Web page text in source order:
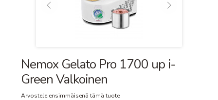
Nemox Gelato Pro 1700 up i-
Green Valkoinen
Arvostele ensimmäisenä tämä tuote